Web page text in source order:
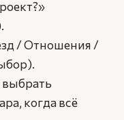
/ Отношения /
выбрать
когда всё